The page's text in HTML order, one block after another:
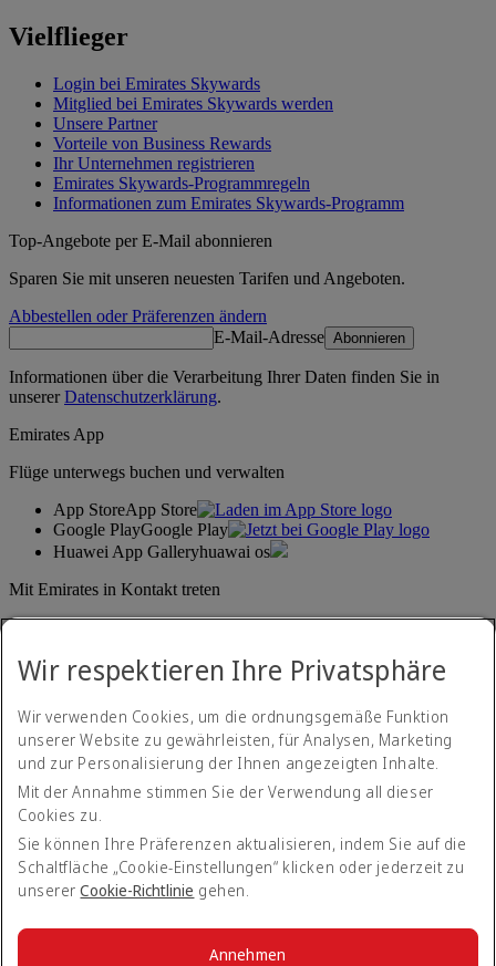
Vielflieger
Login bei Emirates Skywards
Mitglied bei Emirates Skywards werden
Unsere Partner
Vorteile von Business Rewards
Ihr Unternehmen registrieren
Emirates Skywards-Programmregeln
Informationen zum Emirates Skywards-Programm
Top-Angebote per E-Mail abonnieren
Sparen Sie mit unseren neuesten Tarifen und Angeboten.
Abbestellen oder Präferenzen ändern
E-Mail-Adresse Abonnieren
Informationen über die Verarbeitung Ihrer Daten finden Sie in
unsererDatenschutzerklärung.
Emirates App
Flüge unterwegs buchen und verwalten
App StoreApp Store
Google PlayGoogle Play
Huawei App Galleryhuawai os
Mit Emirates in Kontakt treten
Erklärung zur Barrierefreiheit
Kontakt
Datenschutzerklärung
Impressum & AGB
Cookie-Richtlinien
Wir respektieren Ihre Privatsphäre
Wir verwenden Cookies, um die ordnungsgemäße Funktion
unserer Website zu gewährleisten, für Analysen, Marketing
und zur Personalisierung der Ihnen angezeigten Inhalte.
Mit der Annahme stimmen Sie der Verwendung all dieser
Cookies zu.
Sie können Ihre Präferenzen aktualisieren, indem Sie auf die
Schaltfläche „Cookie-Einstellungen“ klicken oder jederzeit zu
unsererCookie-Richtlinie gehen.
Annehmen